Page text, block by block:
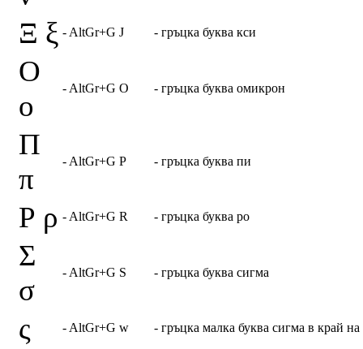
Ξ ξ - AltGr+G J - гръцка буква кси
Ο
ο
- AltGr+G O - гръцка буква омикрон
Π
π
- AltGr+G P - гръцка буква пи
Ρ ρ - AltGr+G R - гръцка буква ро
Σ
σ
- AltGr+G S - гръцка буква сигма
ς - AltGr+G w - гръцка малка буква сигма в край